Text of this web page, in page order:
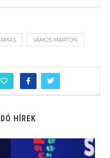
VÁMOS MÁRTON
HÍREK